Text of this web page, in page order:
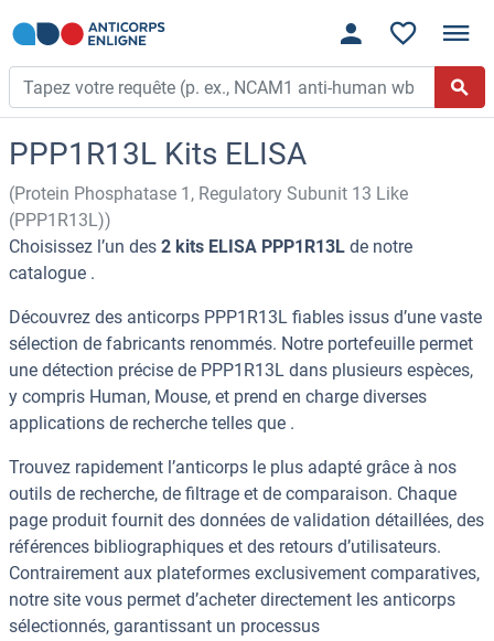
PPP1R13L Kits ELISA
(Protein Phosphatase 1, Regulatory Subunit 13 Like
(PPP1R13L))
Choisissez l’un des 2 kits ELISA PPP1R13L de notre
catalogue .
Découvrez des anticorps PPP1R13L fiables issus d’une vaste
sélection de fabricants renommés. Notre portefeuille permet
une détection précise de PPP1R13L dans plusieurs espèces,
y compris Human, Mouse, et prend en charge diverses
applications de recherche telles que .
Trouvez rapidement l’anticorps le plus adapté grâce à nos
outils de recherche, de filtrage et de comparaison. Chaque
page produit fournit des données de validation détaillées, des
références bibliographiques et des retours d’utilisateurs.
Contrairement aux plateformes exclusivement comparatives,
notre site vous permet d’acheter directement les anticorps
sélectionnés, garantissant un processus